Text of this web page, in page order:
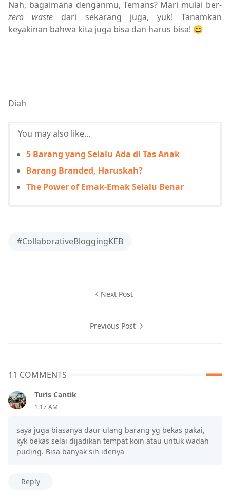
Nah, bagaimana denganmu, Temans? Mari mulai ber-
zero waste dari sekarang juga, yuk! Tanamkan
keyakinan bahwa kita juga bisa dan harus bisa! 😄
Diah
You may also like...
5 Barang yang Selalu Ada di Tas Anak
Barang Branded, Haruskah?
The Power of Emak-Emak Selalu Benar
#CollaborativeBloggingKEB
Next Post
Previous Post
11 COMMENTS
Turis Cantik
1:17 AM
saya juga biasanya daur ulang barang yg bekas pakai,
kyk bekas selai dijadikan tempat koin atau untuk wadah
puding. Bisa banyak sih idenya
Reply